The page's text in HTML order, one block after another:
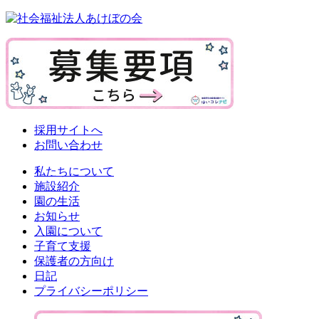
採用サイトへ
お問い合わせ
私たちについて
施設紹介
園の生活
お知らせ
入園について
子育て支援
保護者の方向け
日記
プライバシーポリシー